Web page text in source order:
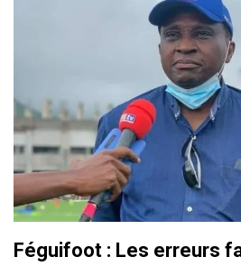
Féguifoot : Les erreurs